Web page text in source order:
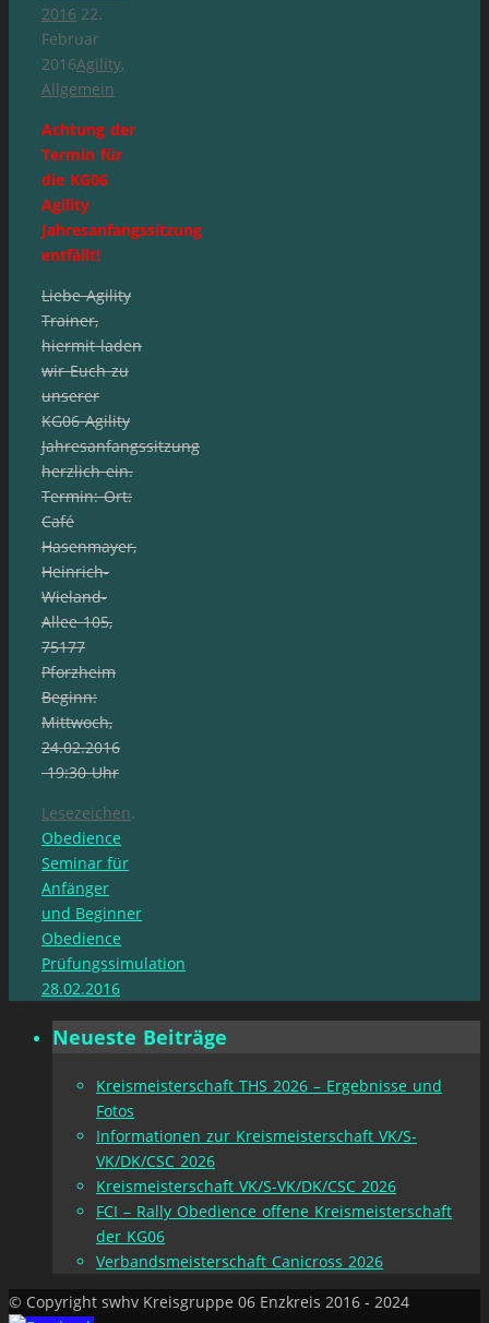
2016 22.
Februar
2016Agility,
Allgemein
Achtung der
Termin für
die KG06
Agility
Jahresanfangssitzung
entfällt!
Liebe Agility
Trainer,
hiermit laden
wir Euch zu
unserer
KG06 Agility
Jahresanfangssitzung
herzlich ein.
Termin: Ort:
Café
Hasenmayer,
Heinrich-
Wieland-
Allee 105,
75177
Pforzheim
Beginn:
Mittwoch,
24.02.2016
19:30 Uhr
Lesezeichen.
Obedience
Seminar für
Anfänger
und Beginner
Obedience
Prüfungssimulation
28.02.2016
Neueste Beiträge
Kreismeisterschaft THS 2026 – Ergebnisse und
Fotos
Informationen zur Kreismeisterschaft VK/S-
VK/DK/CSC 2026
Kreismeisterschaft VK/S-VK/DK/CSC 2026
FCI – Rally Obedience offene Kreismeisterschaft
der KG06
Verbandsmeisterschaft Canicross 2026
© Copyright swhv Kreisgruppe 06 Enzkreis 2016 - 2024